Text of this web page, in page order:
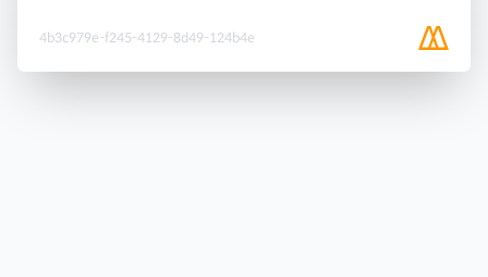
4b3c979e-f245-4129-8d49-124b4e